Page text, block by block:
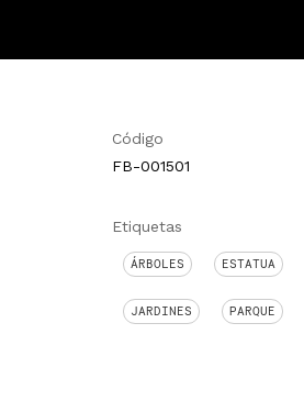
Código
FB-001501
Etiquetas
ÁRBOLES ESTATUA
JARDINES PARQUE